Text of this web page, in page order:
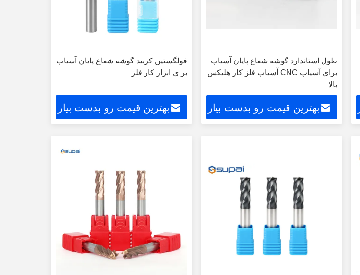
طول استاندارد گوشه شعاع پایان آسیاب
برای آسیاب CNC آسیاب فلز کار هلیکس
بالا
بهترین قیمت رو بدست بیار
فولگستین کربید گوشه شعاع پایان آسیاب
برای ابزار کار فلز
بهترین قیمت رو بدست بیار